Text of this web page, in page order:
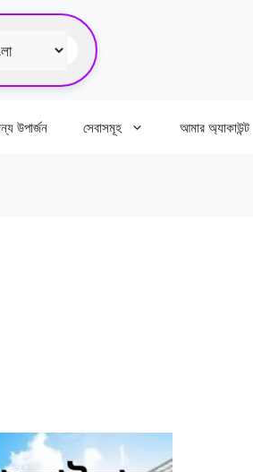
উপার্জন সেবাসমূহ আমার অ্যাকাউন্ট